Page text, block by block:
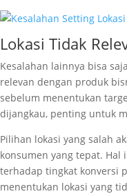
Lokasi Tidak
Kesalahan lainnya bisa
relevan dengan produk
sebelum menentukan
dijangkau, penting untuk
Pilihan lokasi yang salah
konsumen yang tepat.
terhadap tingkat konversi
menentukan lokasi yang